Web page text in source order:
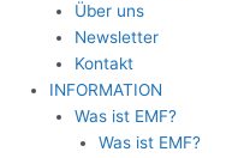
Über uns
Newsletter
Kontakt
INFORMATION
Was ist EMF?
Was ist EMF?